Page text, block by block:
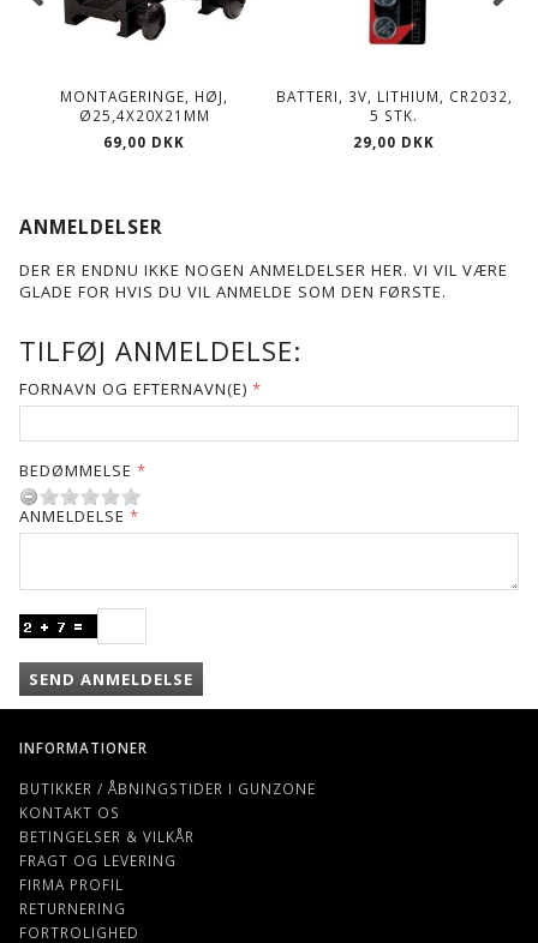
MONTAGERINGE, HØJ,
Ø25,4X20X21MM
69,00 DKK
BATTERI, 3V, LITHIUM, CR2032,
5 STK.
29,00 DKK
ANMELDELSER
DER ER ENDNU IKKE NOGEN ANMELDELSER HER. VI VIL VÆRE
GLADE FOR HVIS DU VIL ANMELDE SOM DEN FØRSTE.
TILFØJ ANMELDELSE:
FORNAVN OG EFTERNAVN(E)
BEDØMMELSE
ANMELDELSE
SEND ANMELDELSE
INFORMATIONER
BUTIKKER / ÅBNINGSTIDER I GUNZONE
KONTAKT OS
BETINGELSER & VILKÅR
FRAGT OG LEVERING
FIRMA PROFIL
RETURNERING
FORTROLIGHED